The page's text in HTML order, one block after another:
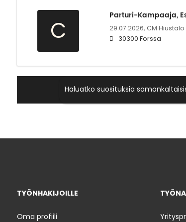
C
Parturi-Kampaaja,
29.07.2026, CM Hiustalo
30300 Forssa
Haluatko suosituksia
TYÖNHAKIJOILLE
Oma profiili